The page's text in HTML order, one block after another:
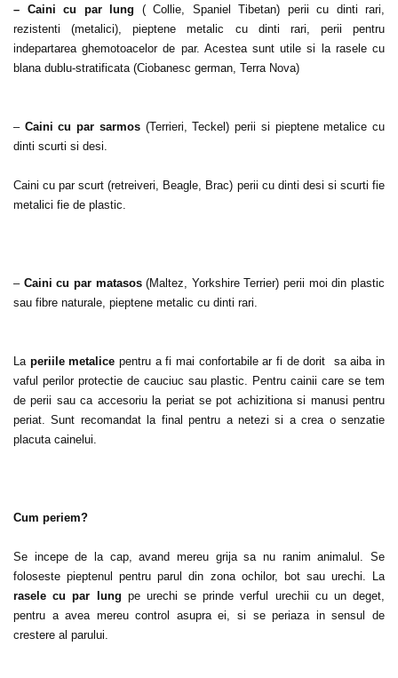
– Caini cu par lung ( Collie, Spaniel Tibetan) perii cu dinti rari,
rezistenti (metalici), pieptene metalic cu dinti rari, perii pentru
indepartarea ghemotoacelor de par. Acestea sunt utile si la rasele cu
blana dublu-stratificata (Ciobanesc german, Terra Nova)
– Caini cu par sarmos(Terrieri, Teckel) perii si pieptene metalice cu
dinti scurti si desi.
Caini cu par scurt (retreiveri, Beagle, Brac) perii cu dinti desi si scurti fie
metalici fie de plastic.
– Caini cu par matasos(Maltez, Yorkshire Terrier) perii moi din plastic
sau fibre naturale, pieptene metalic cu dinti rari.
La periile metalice pentru a fi mai confortabile ar fi de dorit sa aiba in
vaful perilor protectie de cauciuc sau plastic. Pentru cainii care se tem
de perii sau ca accesoriu la periat se pot achizitiona si manusi pentru
periat. Sunt recomandat la final pentru a netezi si a crea o senzatie
placuta cainelui.
Cum periem?
Se incepe de la cap, avand mereu grija sa nu ranim animalul. Se
foloseste pieptenul pentru parul din zona ochilor, bot sau urechi. La
rasele cu par lung pe urechi se prinde verful urechii cu un deget,
pentru a avea mereu control asupra ei, si se periaza in sensul de
crestere al parului.